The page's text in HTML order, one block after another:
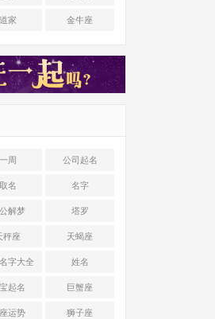
道家 金牛座
一周 公司起名
取名 名字
解梦 塔罗
秤座 天蝎座
字大全 姓名
起名 巨蟹座
运势 狮子座